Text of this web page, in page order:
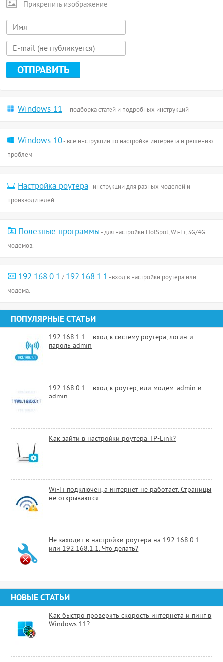
Прикрепить изображение
Windows 11— подборка статей и подробных инструкций
Windows 10- все инструкции по настройке интернета и решению
проблем
Настройка роутера- инструкции для разных моделей и
производителей
Полезные программы- для настройки HotSpot, Wi-Fi, 3G/4G
модемов.
192.168.0.1/192.168.1.1- вход в настройки роутера или
модема.
ПОПУЛЯРНЫЕ СТАТЬИ
192.168.1.1 – вход в систему роутера, логин и
пароль admin
192.168.0.1 – вход в роутер, или модем. admin и
admin
Как зайти в настройки роутера TP-Link?
Wi-Fi подключен, а интернет не работает. Страницы
не открываются
Не заходит в настройки роутера на 192.168.0.1
или 192.168.1.1. Что делать?
НОВЫЕ СТАТЬИ
Как быстро проверить скорость интернета и пинг в
Windows 11?